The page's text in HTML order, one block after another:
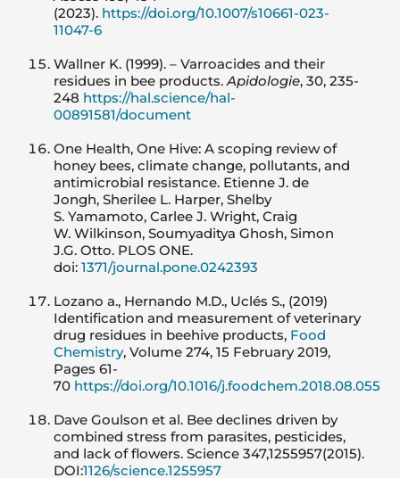
(2023). https://doi.org/10.1007/s10661-023-
11047-6
Wallner K. (1999). – Varroacides and their
residues in bee products.Apidologie, 30, 235-
248 https://hal.science/hal-
00891581/document
One Health, One Hive: A scoping review of
honey bees, climate change, pollutants, and
antimicrobial resistance. Etienne J. de
Jongh, Sherilee L. Harper, Shelby
S. Yamamoto, Carlee J. Wright, Craig
W. Wilkinson, Soumyaditya Ghosh, Simon
J.G. Otto. PLOS ONE.
doi: 1371/journal.pone.0242393
Lozano a., Hernando M.D., Uclés S., (2019)
Identification and measurement of veterinary
drug residues in beehive products, Food
Chemistry, Volume 274, 15 February 2019,
Pages 61-
70 https://doi.org/10.1016/j.foodchem.2018.08.055
Dave Goulson et al. Bee declines driven by
combined stress from parasites, pesticides,
and lack of flowers. Science 347,1255957(2015).
DOI:1126/science.1255957